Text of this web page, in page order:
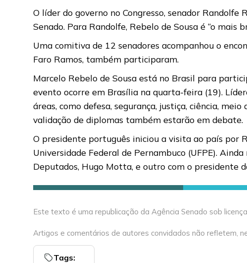
O líder do governo no Congresso, senador
Senado. Para Randolfe, Rebelo de Sousa é “o mais
Uma comitiva de 12 senadores acompanhou o
Faro Ramos, também participaram.
Marcelo Rebelo de Sousa está no Brasil para
evento ocorre em Brasília na quarta-feira (19).
áreas, como defesa, segurança, justiça, ciência,
validação de diplomas também estarão em debate.
O presidente português iniciou a visita ao país por
Universidade Federal de Pernambuco (UFPE).
Deputados, Hugo Motta, e outro com o presidente
Este texto é uma republicação da Agência Senado sob
Artigos e comentários de autores convidados não refletem,
Tags: